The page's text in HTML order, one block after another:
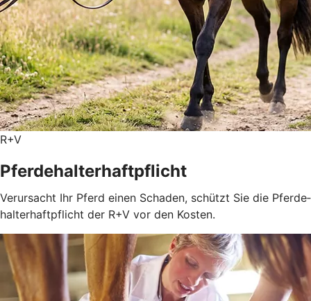
R+V
Pferdehalterhaftpflicht
Verursacht Ihr Pferd einen Schaden, schützt Sie die Pferde­
halter­haft­pflicht der R+V vor den Kosten.